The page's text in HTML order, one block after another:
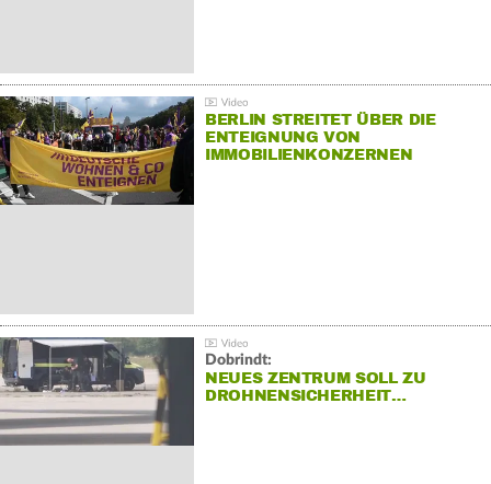
BERLIN STREITET ÜBER DIE
ENTEIGNUNG VON
IMMOBILIENKONZERNEN
Dobrindt:
NEUES ZENTRUM SOLL ZU
DROHNENSICHERHEIT…